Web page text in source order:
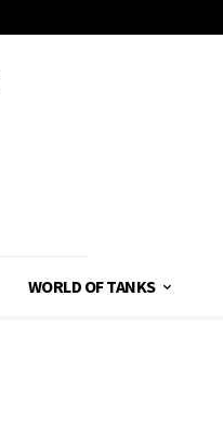
WORLD OF TANKS